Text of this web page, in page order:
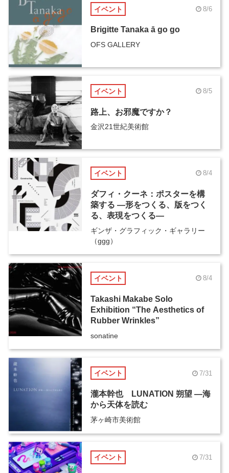
イベント 8/6
Brigitte Tanaka ā go go
OFS GALLERY
イベント 8/5
路上、お邪魔ですか？
金沢21世紀美術館
イベント 8/4
ダフィ・クーネ：ポスターを構
築する ―形をつくる、版をつく
る、表現をつくる―
ギンザ・グラフィック・ギャラリー
（ggg）
イベント 8/4
Takashi Makabe Solo
Exhibition “The Aesthetics of
Rubber Wrinkles”
sonatine
イベント 7/31
瀧本幹也 LUNATION 朔望 ―海
から天体を読む
茅ヶ崎市美術館
イベント 7/31